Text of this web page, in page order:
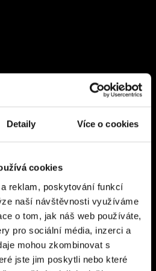
Detaily Více o cookies
cookies
reklam, poskytování funkcí
naší návštěvnosti využíváme
o tom, jak náš web používáte,
pro sociální média, inzerci a
mohou zkombinovat s
jste jim poskytli nebo které